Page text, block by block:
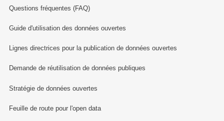
Questions fréquentes (FAQ)
Guide d'utilisation des données ouvertes
Lignes directrices pour la publication de données ouvertes
Demande de réutilisation de données publiques
Stratégie de données ouvertes
Feuille de route pour l'open data